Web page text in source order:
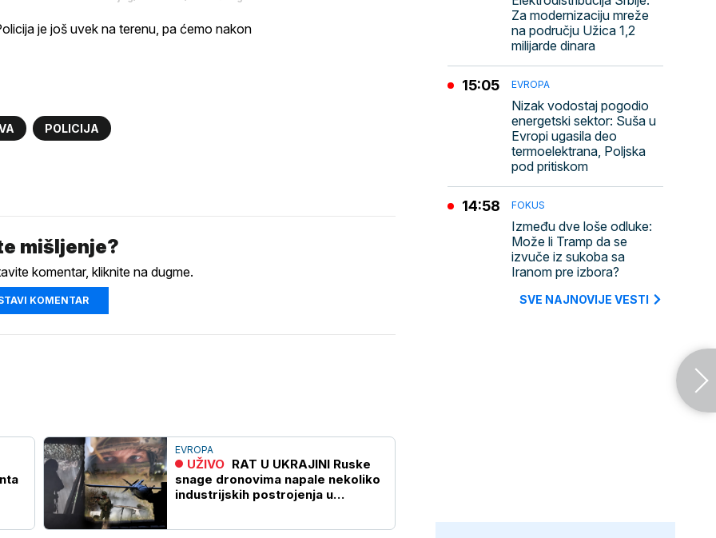
je još uvek na terenu, pa ćemo nakon
POLICIJA
mišljenje?
komentar, kliknite na dugme.
KOMENTAR
EVROPA
UŽIVO
snage dronovima napale nekoliko
industrijskih postrojenja u
Za modernizaciju mreže
na području Užica 1,2
milijarde dinara
EVROPA
Nizak vodostaj pogodio
energetski sektor: Suša u
Evropi ugasila deo
termoelektrana, Poljska
pod pritiskom
15:05
FOKUS
Između dve loše odluke:
Može li Tramp da se
izvuče iz sukoba sa
Iranom pre izbora?
14:58
SVE NAJNOVIJE VESTI